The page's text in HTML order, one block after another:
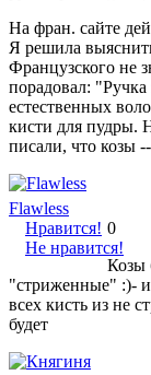
На фран. сайте
Я решила
Французского не
порадовал: "Ручка
естественных
кисти для пудры.
писали, что козы
Flawless
Нравится!
Не нравится!
0
Козы
"стриженные" :)-
всех кисть из не
будет